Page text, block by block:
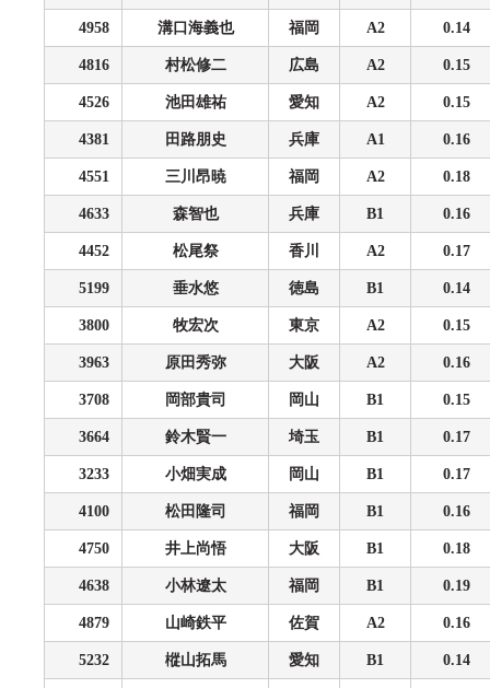
4958 溝口海義也 福岡 A2 0.14
4816 村松修二 広島 A2 0.15
4526 池田雄祐 愛知 A2 0.15
4381 田路朋史 兵庫 A1 0.16
4551 三川昂暁 福岡 A2 0.18
4633 森智也 兵庫 B1 0.16
4452 松尾祭 香川 A2 0.17
5199 垂水悠 徳島 B1 0.14
3800 牧宏次 東京 A2 0.15
3963 原田秀弥 大阪 A2 0.16
3708 岡部貴司 岡山 B1 0.15
3664 鈴木賢一 埼玉 B1 0.17
3233 小畑実成 岡山 B1 0.17
4100 松田隆司 福岡 B1 0.16
4750 井上尚悟 大阪 B1 0.18
4638 小林遼太 福岡 B1 0.19
4879 山崎鉄平 佐賀 A2 0.16
5232 樅山拓馬 愛知 B1 0.14